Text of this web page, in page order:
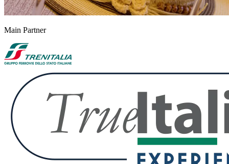
Main Partner